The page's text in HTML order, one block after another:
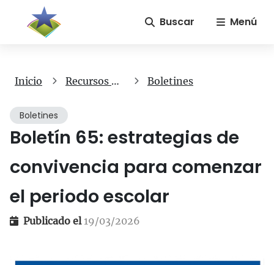
Buscar Menú
Inicio Recursos gratuitos Boletines
Boletines
Boletín 65: estrategias de
convivencia para comenzar
el periodo escolar
Publicado el19/03/2026